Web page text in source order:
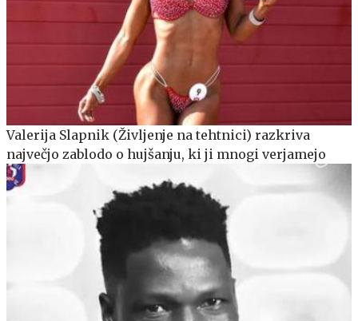
Valerija Slapnik (Življenje na tehtnici) razkriva
največjo zablodo o hujšanju, ki ji mnogi verjamejo